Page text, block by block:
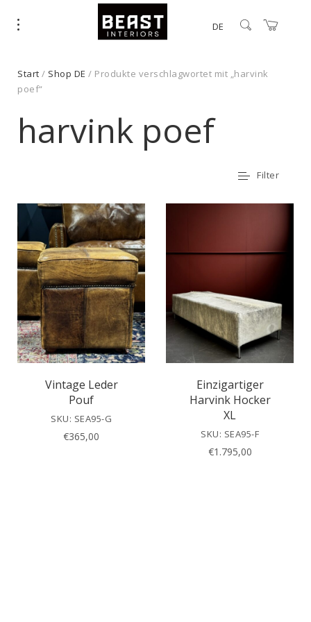
DE
Start / Shop DE / Produkte verschlagwortet mit „harvink
poef“
harvink poef
Filter
Vintage Leder
Pouf
SKU: SEA95-G
€365,00
Einzigartiger
Harvink Hocker
XL
SKU: SEA95-F
€1.795,00